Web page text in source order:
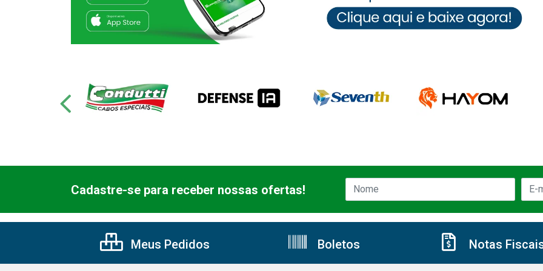
Cadastre-se para receber nossas ofertas!
Meus Pedidos Boletos Notas